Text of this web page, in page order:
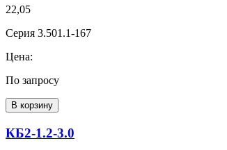
22,05
Серия 3.501.1-167
Цена:
По запросу
В корзину
КБ2-1.2-3.0